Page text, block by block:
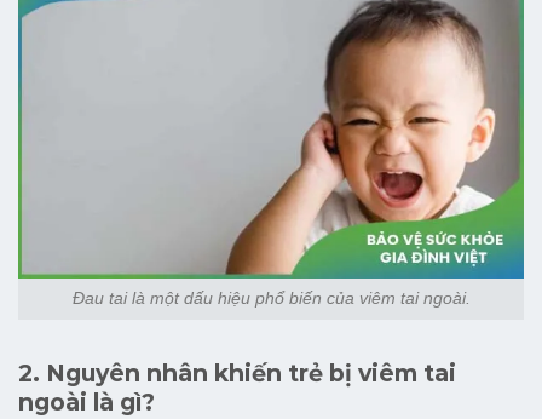
Đau tai là một dấu hiệu phổ biến của viêm tai ngoài.
2. Nguyên nhân khiến trẻ bị viêm tai
ngoài là gì?